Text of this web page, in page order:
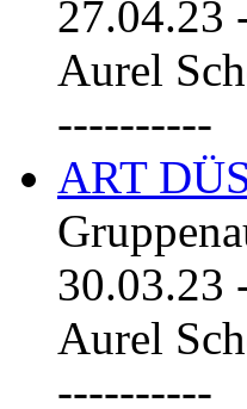
27.04.23
Aurel
----------
ART
30.03.23
Aurel
----------